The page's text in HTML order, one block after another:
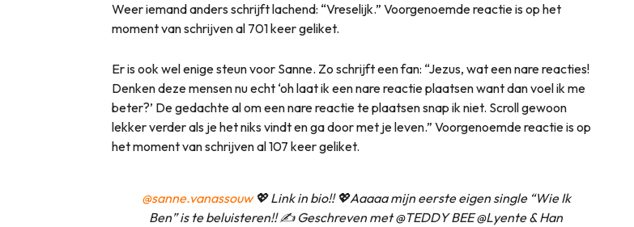
Weer iemand anders schrijft lachend: “Vreselijk.” Voorgenoemde reactie is op het
moment van schrijven al 701 keer geliket.
Er is ook wel enige steun voor Sanne. Zo schrijft een fan: “Jezus, wat een nare reacties!
Denken deze mensen nu echt ‘oh laat ik een nare reactie plaatsen want dan voel ik me
beter?’ De gedachte al om een nare reactie te plaatsen snap ik niet. Scroll gewoon
lekker verder als je het niks vindt en ga door met je leven.” Voorgenoemde reactie is op
het moment van schrijven al 107 keer geliket.
@sanne.vanassouw💖 Link in bio!! 💖Aaaaa mijn eerste eigen single “Wie Ik
Ben” is te beluisteren!! ✍️ Geschreven met @TEDDY BEE @Lyente & Han